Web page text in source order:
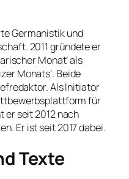
Germanistik und
2011 gründete er
Monat’ als
Monats’. Beide
Als Initiator
für
er seit 2012 nach
Er ist seit 2017 dabei.
Texte